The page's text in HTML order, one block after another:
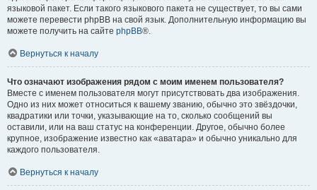
языковой пакет. Если такого языкового пакета не существует, то вы сами
можете перевести phpBB на свой язык. Дополнительную информацию вы
можете получить на сайте phpBB®.
Вернуться к началу
Что означают изображения рядом с моим именем пользователя?
Вместе с именем пользователя могут присутствовать два изображения.
Одно из них может относиться к вашему званию, обычно это звёздочки,
квадратики или точки, указывающие на то, сколько сообщений вы
оставили, или на ваш статус на конференции. Другое, обычно более
крупное, изображение известно как «аватара» и обычно уникально для
каждого пользователя.
Вернуться к началу